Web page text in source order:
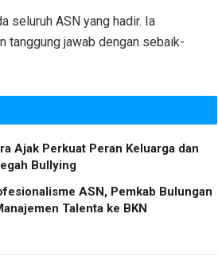
seluruh ASN yang hadir. Ia
tanggung jawab dengan sebaik-
Ajak Perkuat Peran Keluarga dan
Bullying
ASN, Pemkab Bulungan
Talenta ke BKN